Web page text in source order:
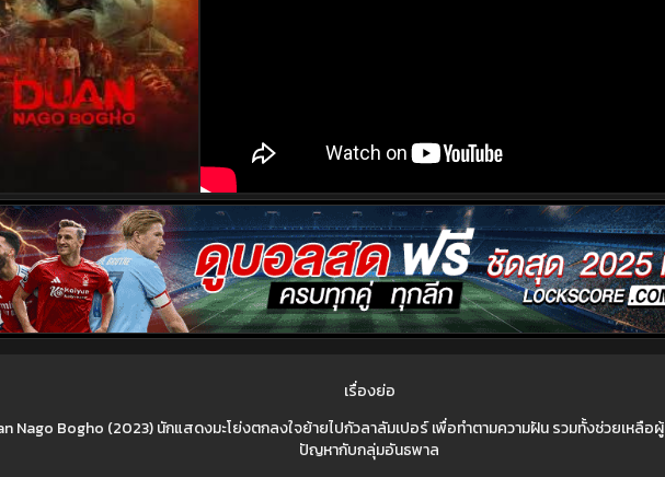
เรื่องย่อ
Nago Bogho (2023) นักแสดงมะโย่งตกลงใจย้ายไปกัวลาลัมเปอร์ เพื่อทำตามความฝัน รวมทั้งช่วยเหลือ
ปัญหากับกลุ่มอันธพาล